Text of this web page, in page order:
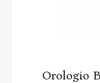
Orologio